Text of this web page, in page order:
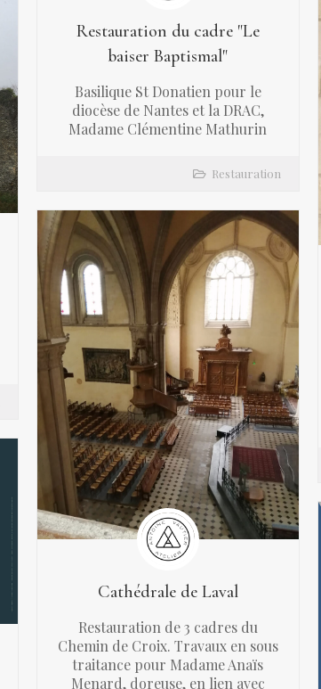
Restauration du cadre "Le
baiser Baptismal"
Basilique St Donatien pour le
diocèse de Nantes et la DRAC,
Madame Clémentine Mathurin
Restauration
Cathédrale de Laval
Restauration de 3 cadres du
Chemin de Croix. Travaux en sous
traitance pour Madame Anaïs
Menard, doreuse, en lien avec